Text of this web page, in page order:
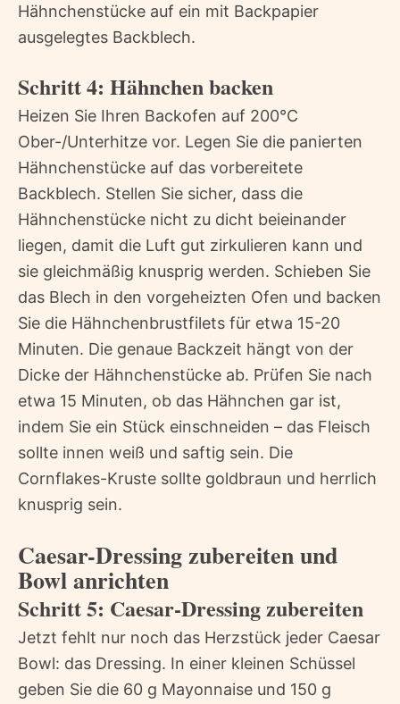
Hähnchenstücke auf ein mit Backpapier
ausgelegtes Backblech.
Schritt 4: Hähnchen backen
Heizen Sie Ihren Backofen auf 200°C
Ober-/Unterhitze vor. Legen Sie die panierten
Hähnchenstücke auf das vorbereitete
Backblech. Stellen Sie sicher, dass die
Hähnchenstücke nicht zu dicht beieinander
liegen, damit die Luft gut zirkulieren kann und
sie gleichmäßig knusprig werden. Schieben Sie
das Blech in den vorgeheizten Ofen und backen
Sie die Hähnchenbrustfilets für etwa 15-20
Minuten. Die genaue Backzeit hängt von der
Dicke der Hähnchenstücke ab. Prüfen Sie nach
etwa 15 Minuten, ob das Hähnchen gar ist,
indem Sie ein Stück einschneiden – das Fleisch
sollte innen weiß und saftig sein. Die
Cornflakes-Kruste sollte goldbraun und herrlich
knusprig sein.
Caesar-Dressing zubereiten und
Bowl anrichten
Schritt 5: Caesar-Dressing zubereiten
Jetzt fehlt nur noch das Herzstück jeder Caesar
Bowl: das Dressing. In einer kleinen Schüssel
geben Sie die 60 g Mayonnaise und 150 g